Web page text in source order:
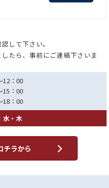
して下さい。
たら、事前にご連絡下さいま
12：00
15：00
18：00
水・木
チラから